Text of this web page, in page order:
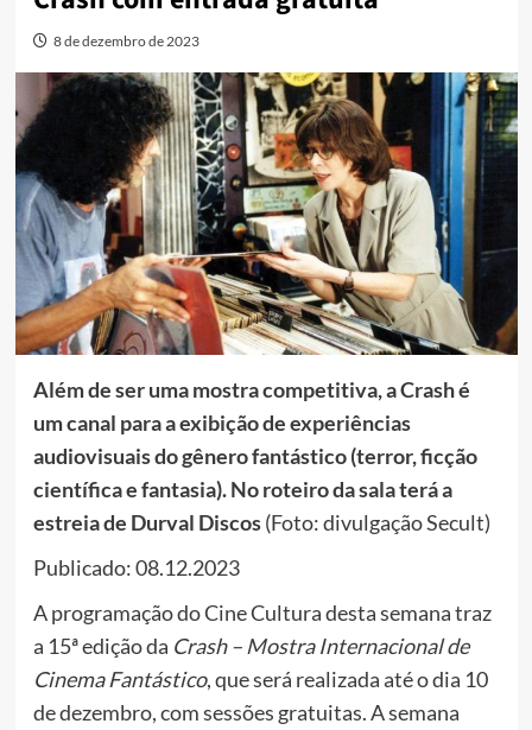
8 de dezembro de 2023
Além de ser uma mostra competitiva, a Crash é
um canal para a exibição de experiências
audiovisuais do gênero fantástico (terror, ficção
científica e fantasia). No roteiro da sala terá a
estreia de Durval Discos(Foto: divulgação Secult)
Publicado: 08.12.2023
A programação do Cine Cultura desta semana traz
a 15ª edição da Crash – Mostra Internacional de
Cinema Fantástico, que será realizada até o dia 10
de dezembro, com sessões gratuitas. A semana